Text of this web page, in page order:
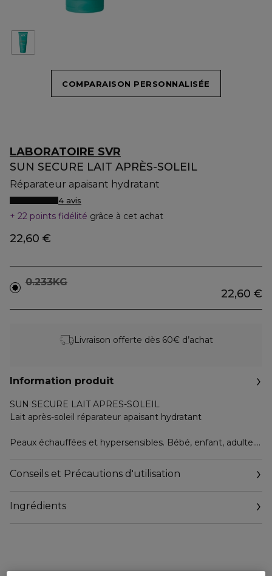
COMPARAISON PERSONNALISÉE
LABORATOIRE SVR
SUN SECURE LAIT APRÈS-SOLEIL
Réparateur apaisant hydratant
4 avis
22 points fidélité grâce à cet achat
22,60 €
0.233KG
22,60 €
Livraison offerte dès 60€ d’achat
Information produit
SUN SECURE LAIT APRES-SOLEIL
Lait après-soleil réparateur apaisant hydratant
Peaux échauffées et hypersensibles. Bébé, enfant, adulte.
Geste essentiel post-exposition, SUN SECURE Lait après-
convient à toute la famille !
à base d’aloe vera* hydrate durablement la peau et apaise
Conseils et Précautions d'utilisation
Ingrédients